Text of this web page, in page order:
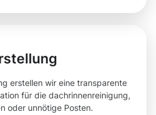
erstellen wir eine transparente
für die dachrinnenreinigung,
oder unnötige Posten.